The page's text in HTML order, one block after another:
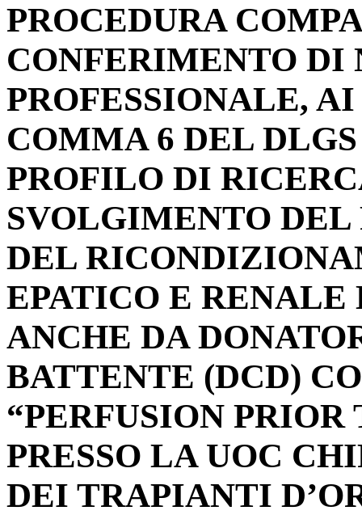
PROCEDURA
CONFERIMENTO DI
PROFESSIONALE,
COMMA 6 DEL
PROFILO DI
SVOLGIMENTO
DEL
EPATICO E
ANCHE DA
BATTENTE (DCD)
“PERFUSION
PRESSO LA UOC
DEI TRAPIANTI